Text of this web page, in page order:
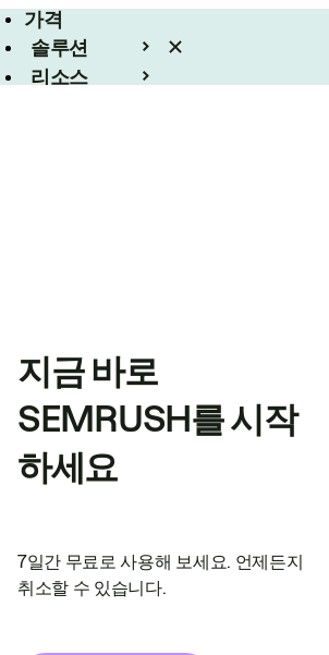
가격
솔루션
리소스
지금 바로
SEMRUSH를 시작
하세요
7일간 무료로 사용해 보세요. 언제든지
취소할 수 있습니다.